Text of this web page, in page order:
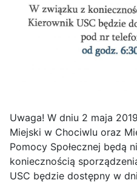
Uwaga! W dniu 2 maja
Miejski w Chociwlu oraz
Pomocy Społecznej będą
koniecznością
USC będzie dostępny w